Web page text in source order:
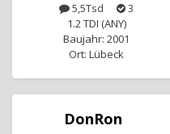
5,5Tsd
3
1.2 TDI (ANY)
Baujahr: 2001
Ort: Lübeck
DonRon